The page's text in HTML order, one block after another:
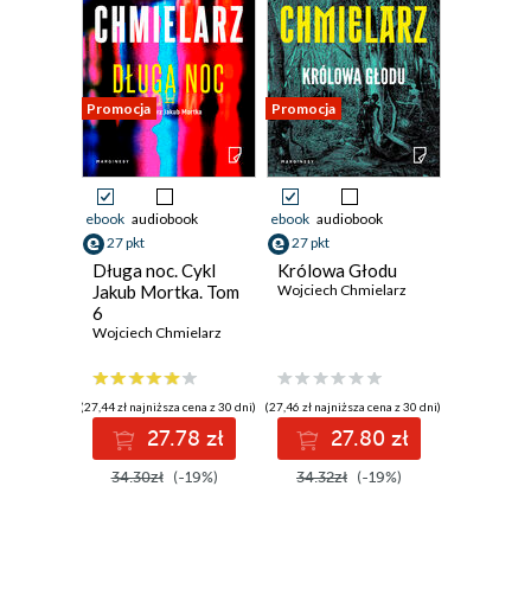
Promocja
ebook audiobook
27 pkt
Długa noc. Cykl
Jakub Mortka. Tom
6
Wojciech Chmielarz
(27,44 zł najniższa cena z 30 dni)
27.78 zł
34.30zł (-19%)
Promocja
ebook audiobook
27 pkt
Królowa Głodu
Wojciech Chmielarz
(27,46 zł najniższa cena z 30 dni)
27.80 zł
34.32zł (-19%)